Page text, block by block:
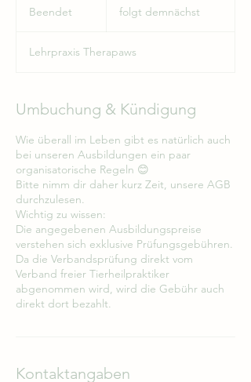
Beendet
n
folgt demnächst
Lehrpraxis Therapaws
Umbuchung & Kündigung
Wie überall im Leben gibt es natürlich auch
bei unseren Ausbildungen ein paar
organisatorische Regeln 😊
Bitte nimm dir daher kurz Zeit, unsere AGB
durchzulesen.
Wichtig zu wissen:
Die angegebenen Ausbildungspreise
verstehen sich exklusive Prüfungsgebühren.
Da die Verbandsprüfung direkt vom
Verband freier Tierheilpraktiker
abgenommen wird, wird die Gebühr auch
direkt dort bezahlt.
Kontaktangaben